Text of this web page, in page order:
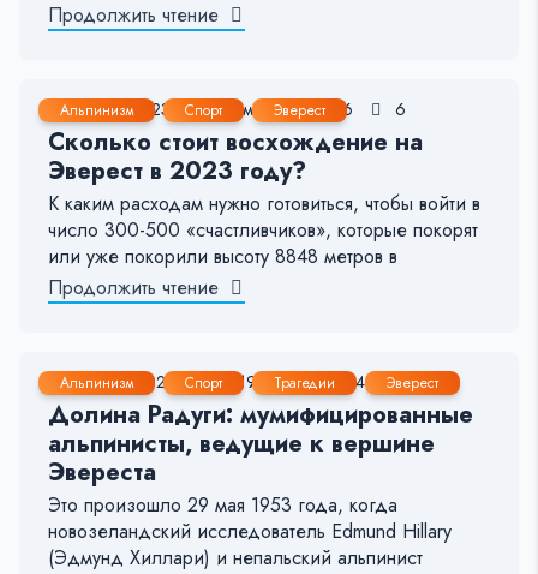
Продолжить чтение
Альпинизм Спорт Эверест
23 Авг, 2023 8-9 мин. 7186 6
Сколько стоит восхождение на
Эверест в 2023 году?
К каким расходам нужно готовиться, чтобы войти в
число 300-500 «счастливчиков», которые покорят
или уже покорили высоту 8848 метров в
Продолжить чтение
Альпинизм Спорт Трагедии Эверест
12 Мар, 2023 14-19 мин. 34496 41
Долина Радуги: мумифицированные
альпинисты, ведущие к вершине
Эвереста
Это произошло 29 мая 1953 года, когда
новозеландский исследователь Edmund Hillary
(Эдмунд Хиллари) и непальский альпинист